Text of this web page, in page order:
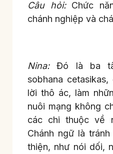
Câu hỏi:Chức
chánh nghiệp và
Nina:Đó là ba
sobhana
lời thô ác, làm
nuôi mạng không
các chi thuộc về
Chánh ngữ là
thiện, như nói dối,